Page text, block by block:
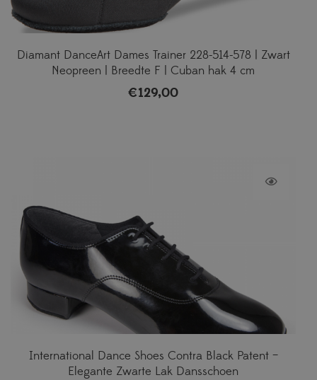
Diamant DanceArt Dames Trainer 228-514-578 | Zwart
Neopreen | Breedte F | Cuban hak 4 cm
€129,00
International Dance Shoes Contra Black Patent –
Elegante Zwarte Lak Dansschoen